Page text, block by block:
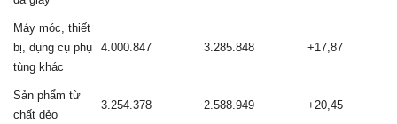
Máy móc, thiết
bị, dụng cụ phụ
tùng khác
4.000.847 3.285.848 +17,87
Sản phẩm từ
chất dẻo
3.254.378 2.588.949 +20,45